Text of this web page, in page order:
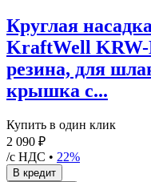
Круглая
KraftWell KRW-
резина, для
крышка с...
Купить в один клик
2 090 ₽
/с НДС • 22%